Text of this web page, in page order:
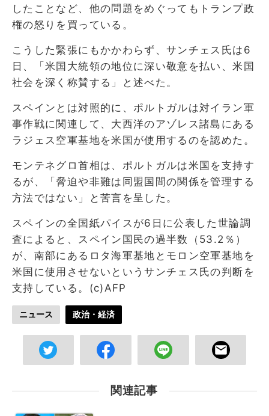
したことなど、他の問題をめぐってもトランプ政
権の怒りを買っている。
こうした緊張にもかかわらず、サンチェス氏は6
日、「米国大統領の地位に深い敬意を払い、米国
社会を深く称賛する」と述べた。
スペインとは対照的に、ポルトガルは対イラン軍
事作戦に関連して、大西洋のアゾレス諸島にある
ラジェス空軍基地を米国が使用するのを認めた。
モンテネグロ首相は、ポルトガルは米国を支持す
るが、「脅迫や非難は同盟国間の関係を管理する
方法ではない」と苦言を呈した。
スペインの全国紙パイスが6日に公表した世論調
査によると、スペイン国民の過半数（53.2％）
が、南部にあるロタ海軍基地とモロン空軍基地を
米国に使用させないというサンチェス氏の判断を
支持している。(c)AFP
ニュース 政治・経済
関連記事